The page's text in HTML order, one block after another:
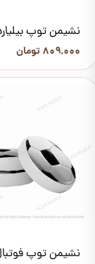
نشیمن توپ
۸۰۹,۰۰۰ تومان
نشیمن توپ